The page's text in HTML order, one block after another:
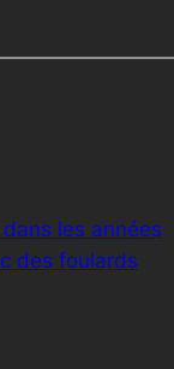
les années
des foulards